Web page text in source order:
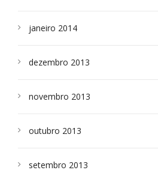
janeiro 2014
dezembro 2013
novembro 2013
outubro 2013
setembro 2013